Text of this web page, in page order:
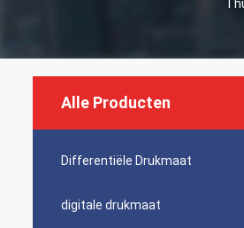
Alle Producten
Differentiële Drukmaat
digitale drukmaat